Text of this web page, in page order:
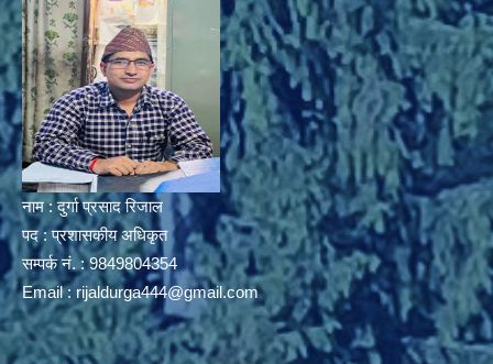
नाम : दुर्गा प्रसाद रिजाल
पद : प्रशासकीय अधिकृत
सम्पर्क नं. : 9849804354
Email : rijaldurga444@gmail.com